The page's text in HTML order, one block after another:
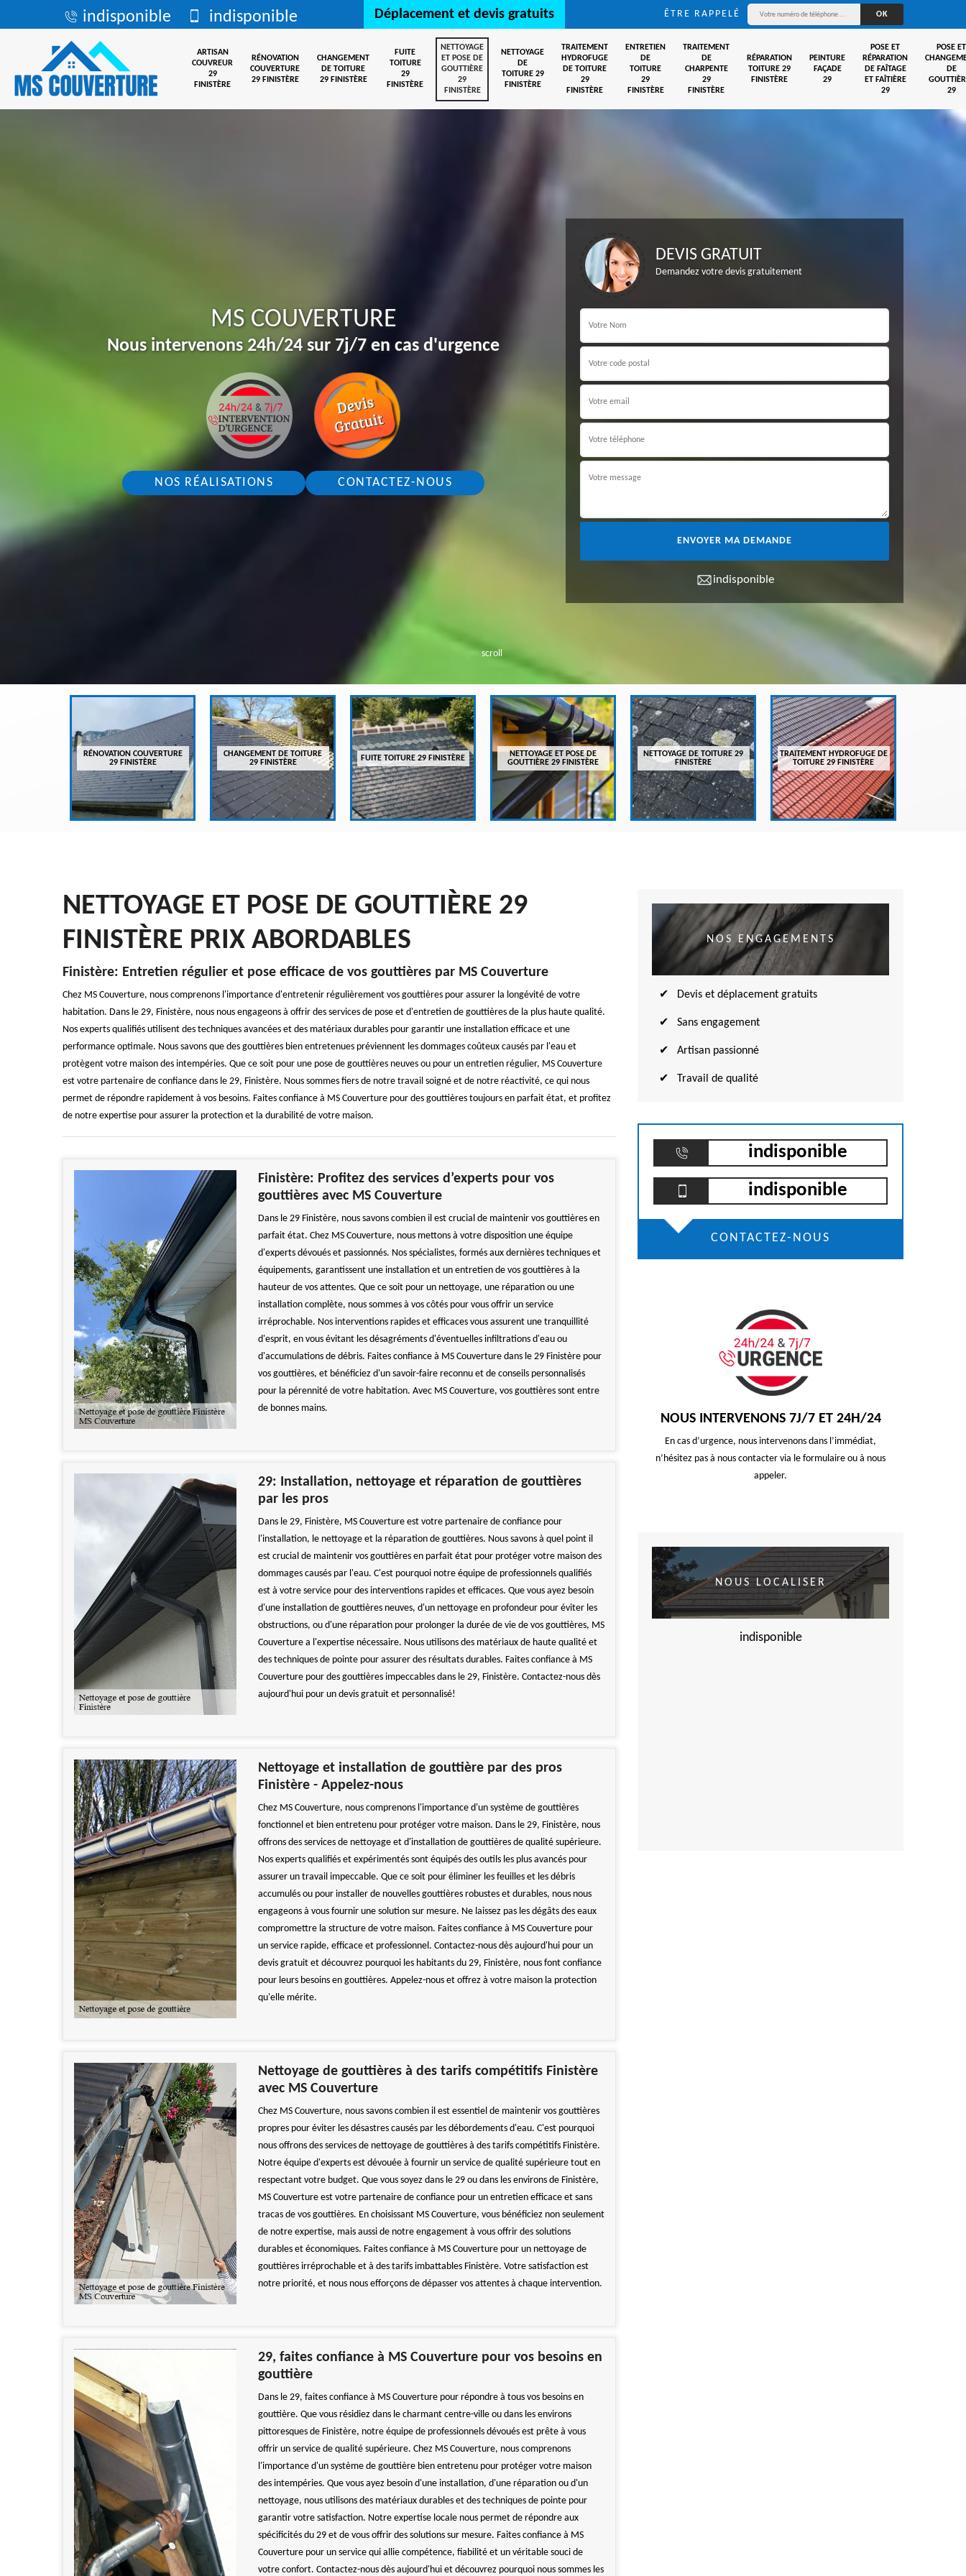
indisponible indisponible Déplacement et devis gratuits ÊTRE RAPPELÉ
ARTISAN
COUVREUR
29
FINISTÈRE
RÉNOVATION
COUVERTURE
29 FINISTÈRE
CHANGEMENT
DE TOITURE
29 FINISTÈRE
FUITE
TOITURE
29
FINISTÈRE
NETTOYAGE
ET POSE DE
GOUTTIÈRE
29
FINISTÈRE
NETTOYAGE
DE
TOITURE 29
FINISTÈRE
TRAITEMENT
HYDROFUGE
DE TOITURE
29
FINISTÈRE
ENTRETIEN
DE
TOITURE
29
FINISTÈRE
TRAITEMENT
DE
CHARPENTE
29
FINISTÈRE
RÉPARATION
TOITURE 29
FINISTÈRE
PEINTURE
FAÇADE
29
POSE ET
RÉPARATION
DE FAÎTAGE
ET FAÎTIÈRE
29
POSE ET
DE
29
scroll
MS COUVERTURE
Nous intervenons 24h/24 sur 7j/7 en cas d'urgence
NOS RÉALISATIONS CONTACTEZ-NOUS
DEVIS GRATUIT
Demandez votre devis gratuitement
indisponible
RÉNOVATION COUVERTURE
29 FINISTÈRE
CHANGEMENT DE TOITURE
29 FINISTÈRE
FUITE TOITURE 29 FINISTÈRE
NETTOYAGE ET POSE DE
GOUTTIÈRE 29 FINISTÈRE
NETTOYAGE DE TOITURE 29
FINISTÈRE
TRAITEMENT HYDROFUGE DE
TOITURE 29 FINISTÈRE
NETTOYAGE ET POSE DE GOUTTIÈRE 29
FINISTÈRE PRIX ABORDABLES
Finistère: Entretien régulier et pose efficace de vos gouttières par MS Couverture
Chez MS Couverture, nous comprenons l'importance d'entretenir régulièrement vos gouttières pour assurer la longévité de votre
habitation. Dans le 29, Finistère, nous nous engageons à offrir des services de pose et d'entretien de gouttières de la plus haute qualité.
Nos experts qualifiés utilisent des techniques avancées et des matériaux durables pour garantir une installation efficace et une
performance optimale. Nous savons que des gouttières bien entretenues préviennent les dommages coûteux causés par l'eau et
protègent votre maison des intempéries. Que ce soit pour une pose de gouttières neuves ou pour un entretien régulier, MS Couverture
est votre partenaire de confiance dans le 29, Finistère. Nous sommes fiers de notre travail soigné et de notre réactivité, ce qui nous
permet de répondre rapidement à vos besoins. Faites confiance à MS Couverture pour des gouttières toujours en parfait état, et profitez
de notre expertise pour assurer la protection et la durabilité de votre maison.
Finistère: Profitez des services d’experts pour vos
gouttières avec MS Couverture
Dans le 29 Finistère, nous savons combien il est crucial de maintenir vos gouttières en
parfait état. Chez MS Couverture, nous mettons à votre disposition une équipe
d'experts dévoués et passionnés. Nos spécialistes, formés aux dernières techniques et
équipements, garantissent une installation et un entretien de vos gouttières à la
hauteur de vos attentes. Que ce soit pour un nettoyage, une réparation ou une
installation complète, nous sommes à vos côtés pour vous offrir un service
irréprochable. Nos interventions rapides et efficaces vous assurent une tranquillité
d'esprit, en vous évitant les désagréments d'éventuelles infiltrations d'eau ou
d'accumulations de débris. Faites confiance à MS Couverture dans le 29 Finistère pour
vos gouttières, et bénéficiez d'un savoir-faire reconnu et de conseils personnalisés
pour la pérennité de votre habitation. Avec MS Couverture, vos gouttières sont entre
de bonnes mains.
29: Installation, nettoyage et réparation de gouttières
par les pros
Dans le 29, Finistère, MS Couverture est votre partenaire de confiance pour
l'installation, le nettoyage et la réparation de gouttières. Nous savons à quel point il
est crucial de maintenir vos gouttières en parfait état pour protéger votre maison des
dommages causés par l'eau. C'est pourquoi notre équipe de professionnels qualifiés
est à votre service pour des interventions rapides et efficaces. Que vous ayez besoin
d'une installation de gouttières neuves, d'un nettoyage en profondeur pour éviter les
obstructions, ou d'une réparation pour prolonger la durée de vie de vos gouttières, MS
Couverture a l'expertise nécessaire. Nous utilisons des matériaux de haute qualité et
des techniques de pointe pour assurer des résultats durables. Faites confiance à MS
Couverture pour des gouttières impeccables dans le 29, Finistère. Contactez-nous dès
aujourd'hui pour un devis gratuit et personnalisé!
Nettoyage et installation de gouttière par des pros
Finistère - Appelez-nous
Chez MS Couverture, nous comprenons l'importance d'un système de gouttières
fonctionnel et bien entretenu pour protéger votre maison. Dans le 29, Finistère, nous
offrons des services de nettoyage et d'installation de gouttières de qualité supérieure.
Nos experts qualifiés et expérimentés sont équipés des outils les plus avancés pour
assurer un travail impeccable. Que ce soit pour éliminer les feuilles et les débris
accumulés ou pour installer de nouvelles gouttières robustes et durables, nous nous
engageons à vous fournir une solution sur mesure. Ne laissez pas les dégâts des eaux
compromettre la structure de votre maison. Faites confiance à MS Couverture pour
un service rapide, efficace et professionnel. Contactez-nous dès aujourd'hui pour un
devis gratuit et découvrez pourquoi les habitants du 29, Finistère, nous font confiance
pour leurs besoins en gouttières. Appelez-nous et offrez à votre maison la protection
qu'elle mérite.
Nettoyage de gouttières à des tarifs compétitifs Finistère
avec MS Couverture
Chez MS Couverture, nous savons combien il est essentiel de maintenir vos gouttières
propres pour éviter les désastres causés par les débordements d'eau. C'est pourquoi
nous offrons des services de nettoyage de gouttières à des tarifs compétitifs Finistère.
Notre équipe d'experts est dévouée à fournir un service de qualité supérieure tout en
respectant votre budget. Que vous soyez dans le 29 ou dans les environs de Finistère,
MS Couverture est votre partenaire de confiance pour un entretien efficace et sans
tracas de vos gouttières. En choisissant MS Couverture, vous bénéficiez non seulement
de notre expertise, mais aussi de notre engagement à vous offrir des solutions
durables et économiques. Faites confiance à MS Couverture pour un nettoyage de
gouttières irréprochable et à des tarifs imbattables Finistère. Votre satisfaction est
notre priorité, et nous nous efforçons de dépasser vos attentes à chaque intervention.
29, faites confiance à MS Couverture pour vos besoins en
gouttière
Dans le 29, faites confiance à MS Couverture pour répondre à tous vos besoins en
gouttière. Que vous résidiez dans le charmant centre-ville ou dans les environs
pittoresques de Finistère, notre équipe de professionnels dévoués est prête à vous
offrir un service de qualité supérieure. Chez MS Couverture, nous comprenons
l'importance d'un système de gouttière bien entretenu pour protéger votre maison
des intempéries. Que vous ayez besoin d'une installation, d'une réparation ou d'un
nettoyage, nous utilisons des matériaux durables et des techniques de pointe pour
garantir votre satisfaction. Notre expertise locale nous permet de répondre aux
spécificités du 29 et de vous offrir des solutions sur mesure. Faites confiance à MS
Couverture pour un service qui allie compétence, fiabilité et un véritable souci de
votre confort. Contactez-nous dès aujourd'hui et découvrez pourquoi nous sommes les
NOS ENGAGEMENTS
Devis et déplacement gratuits
Sans engagement
Artisan passionné
Travail de qualité
indisponible
indisponible
CONTACTEZ-NOUS
NOUS INTERVENONS 7J/7 ET 24H/24
En cas d’urgence, nous intervenons dans l’immédiat,
n’hésitez pas à nous contacter via le formulaire ou à nous
appeler.
NOUS LOCALISER
indisponible